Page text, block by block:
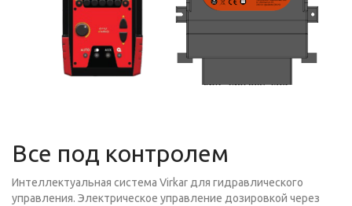
Все под контролем
Интеллектуальная система Virkar для гидравлического
управления. Электрическое управление дозировкой через